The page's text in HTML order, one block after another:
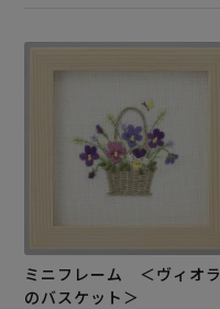
ミニフレーム ＜ヴィオラ
のバスケット＞